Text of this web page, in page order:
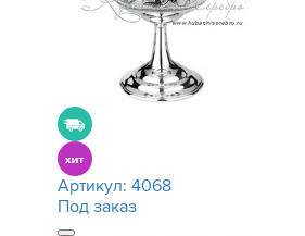
Артикул: 4068
Под заказ